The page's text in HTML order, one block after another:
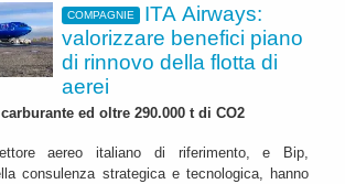
COMPAGNIE
ITA Airways:
valorizzare benefici piano
di rinnovo della flotta di
aerei
ed oltre 290.000 t di CO2
aereo italiano di riferimento, e Bip,
consulenza strategica e tecnologica, hanno